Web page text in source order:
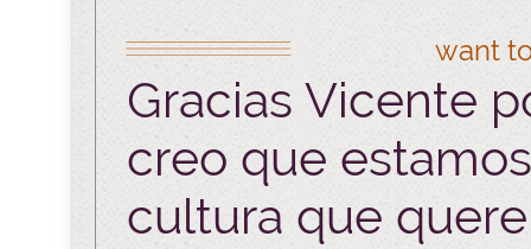
want
Gracias Vicente
creo que
cultura que